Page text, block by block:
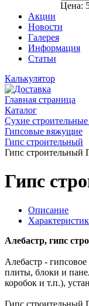
Цена:
Акции
Новости
Галерея
Информация
Статьи
Калькулятор
Главная страница
Каталог
Сухие
Гипсовые вяжущие
Гипс строительный
Гипс строительный
Гипс
Описание
Алебастр, гипс
Алебастр -
плиты, блоки и
коробок и т.п.),
Гипс строительный